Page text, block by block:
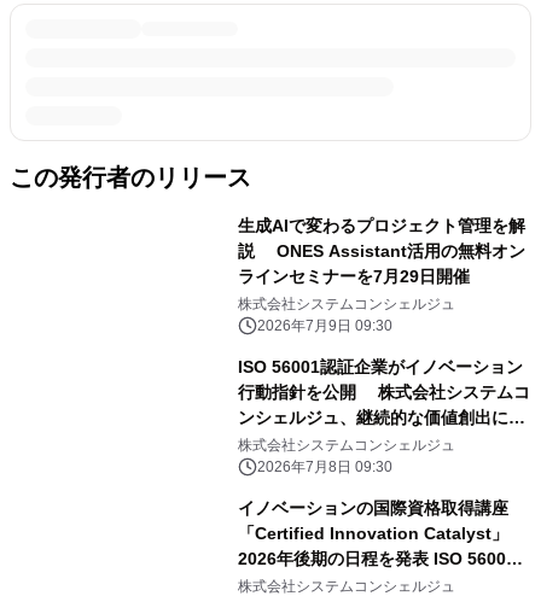
この発行者のリリース
生成AIで変わるプロジェクト管理を解
説 ONES Assistant活用の無料オン
ラインセミナーを7月29日開催
株式会社システムコンシェルジュ
2026年7月9日 09:30
ISO 56001認証企業がイノベーション
行動指針を公開 株式会社システムコ
ンシェルジュ、継続的な価値創出に向
けた 7つの基本方針を明文化
株式会社システムコンシェルジュ
2026年7月8日 09:30
イノベーションの国際資格取得講座
「Certified Innovation Catalyst」
2026年後期の日程を発表 ISO 56001
時代に求められる人材育成を支援
株式会社システムコンシェルジュ